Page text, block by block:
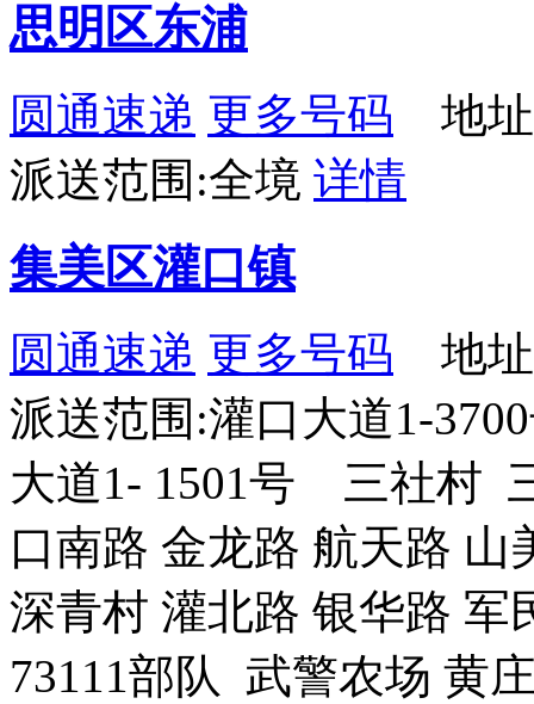
思明区东浦
圆通速递 更多号码 地址
派送范围:全境 详情
集美区灌口镇
圆通速递 更多号码 地址
派送范围:灌口大道1-
大道1- 1501号 三社村
口南路 金龙路 航天路
深青村 灌北路 银华路 军
73111部队 武警农场 黄